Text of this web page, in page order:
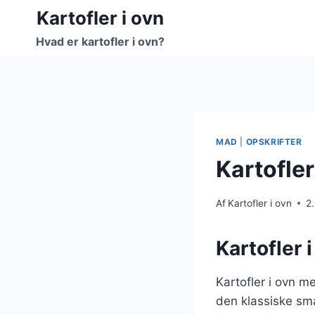
Fortsæt
indhold
Kartofler i ovn
Hvad er kartofler i ovn?
MAD OPSKRIFTER
Af Kartofler i ovn
Kartofler
Kartofler i ovn
den klassiske